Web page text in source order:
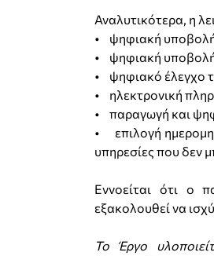
Αναλυτικότερα, η
• ψηφιακή
• ψηφιακή υποβολή
• ψηφιακό έλεγχο
• ηλεκτρονική
• παραγωγή και
• επιλογή
υπηρεσίες που δεν
Εννοείται ότι ο
εξακολουθεί να
Το Έργο